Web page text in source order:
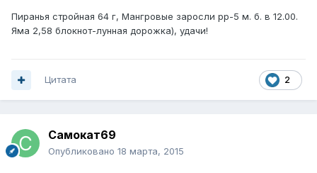
Пиранья стройная 64 г, Мангровые заросли pp-5 м. б. в 12.00.
Яма 2,58 блокнот-лунная дорожка), удачи!
2
Цитата
Самокат69
Опубликовано 18 марта, 2015